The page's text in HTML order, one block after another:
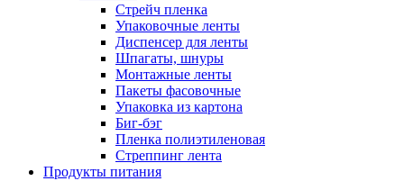
Стрейч пленка
Упаковочные ленты
Диспенсер для ленты
Шпагаты, шнуры
Монтажные ленты
Пакеты фасовочные
Упаковка из картона
Биг-бэг
Пленка полиэтиленовая
Стреппинг лента
Продукты питания